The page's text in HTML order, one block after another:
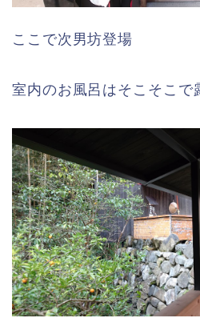
ここで次男坊登場
室内のお風呂はそこそこで